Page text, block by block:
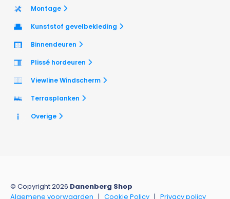
Montage
Kunststof gevelbekleding
Binnendeuren
Plissé hordeuren
Viewline Windscherm
Terrasplanken
Overige
© Copyright 2026 Danenberg Shop
Algemene voorwaarden | Cookie Policy | Privacy policy